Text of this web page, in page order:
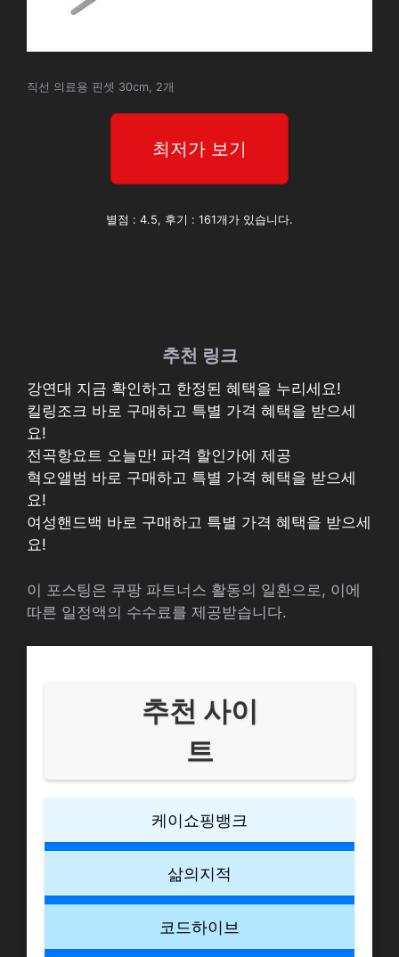
직선 의료용 핀셋 30cm, 2개
최저가 보기
별점 : 4.5, 후기 : 161개가 있습니다.
추천 링크
강연대 지금 확인하고 한정된 혜택을 누리세요!
킬링조크 바로 구매하고 특별 가격 혜택을 받으세
요!
전곡항요트 오늘만! 파격 할인가에 제공
혁오앨범 바로 구매하고 특별 가격 혜택을 받으세
요!
여성핸드백 바로 구매하고 특별 가격 혜택을 받으세
요!
이 포스팅은 쿠팡 파트너스 활동의 일환으로, 이에
따른 일정액의 수수료를 제공받습니다.
추천 사이
트
케이쇼핑뱅크
삶의지적
코드하이브